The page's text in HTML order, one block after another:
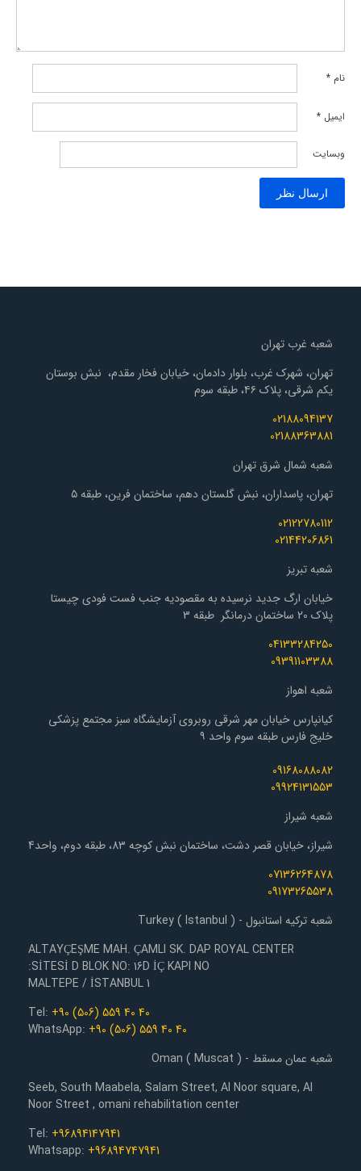
نام *
ایمیل *
وبسایت
شعبه غرب تهران
تهران، شهرک غرب، بلوار دادمان، خیابان فخار مقدم، نبش بوستان
یکم شرقی، پلاک ۴۶، طبقه سوم
02188094137
02188363881
شعبه شمال شرق تهران
تهران، پاسداران، نبش گلستان دهم، ساختمان فرین، طبقه ۵
02122780112
02144206861
شعبه تبریز
خیابان ارگ جدید نرسیده به مقصودیه جنب فست فودی چیستا
پلاک 20 ساختمان درمانگر طبقه 3
04133284250
09391103388
شعبه اهواز
کیانپارس خیابان مهر شرقی روبروی آزمایشگاه سبز مجتمع پزشکی
خلیج فارس طبقه سوم واحد ۹
09168088082
09924131553
شعبه شیراز
شیراز، خیابان قصر دشت، ساختمان نبش کوچه 83، طبقه دوم، واحد4
07136264878
09173265538
شعبه ترکیه استانبول - Turkey ( Istanbul )
ALTAYÇEŞME MAH. ÇAMLI SK. DAP ROYAL CENTER
SİTESİ D BLOK NO: 16D İÇ KAPI NO:
1 MALTEPE / İSTANBUL
Tel: +90 (506) 559 40 40
WhatsApp: +90 (506) 559 40 40
شعبه عمان مسقط - Oman ( Muscat )
Seeb, South Maabela, Salam Street, Al Noor square, Al
Noor Street , omani rehabilitation center
Tel: +96894147941
Whatsapp: +96894747941